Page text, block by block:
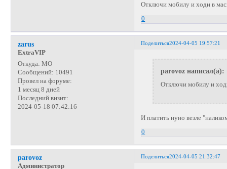
Отключи мобилу и ходи в
0
Поделиться2024-04-05 19:57:21
zarus
ExtraVIP
Откуда: МО
Сообщений: 10491
Провел на форуме:
1 месяц 8 дней
Последний визит:
2024-05-18 07:42:16
parovoz написал(а):
Отключи мобилу и
И платить нуно везле
0
Поделиться2024-04-05 21:32:47
parovoz
Администратор